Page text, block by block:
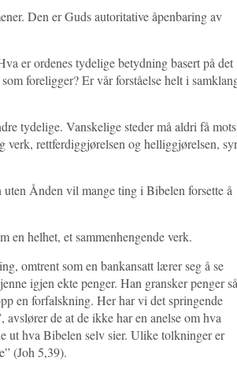
Den er Guds autoritative åpenbaring av
er ordenes tydelige betydning basert på det
foreligger? Er vår forståelse helt i
tydelige. Vanskelige steder må aldri få
verk, rettferdiggjørelsen og helliggjørelsen,
Ånden vil mange ting i Bibelen forsette å
helhet, et sammenhengende verk.
omtrent som en bankansatt lærer seg å se
igjen ekte penger. Han gransker penger så
en forfalskning. Her har vi det springende
de at de ikke har en anelse om hva
ut hva Bibelen selv sier. Ulike tolkninger er
(Joh 5,39).